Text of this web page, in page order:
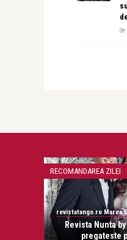
de
RECOMANDAREA ZILEI
revistatango.ro Marea
Revista Nunta
pregateste